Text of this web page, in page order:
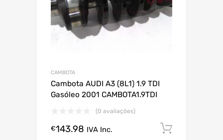
CAMBOTA
Cambota AUDI A3 (8L1) 1.9 TDI
Gasóleo 2001 CAMBOTA1.9TDI
(0 avaliações)
€143.98 IVA Inc.